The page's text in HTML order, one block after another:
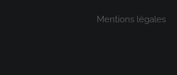
Mentions légales